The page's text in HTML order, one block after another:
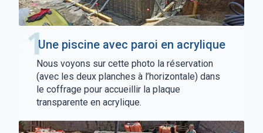
Une piscine avec paroi en acrylique
Nous voyons sur cette photo la réservation
(avec les deux planches à l’horizontale) dans
le coffrage pour accueillir la plaque
transparente en acrylique.